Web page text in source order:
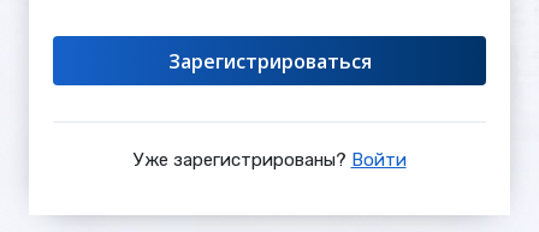
Зарегистрироваться
Уже зарегистрированы? Войти